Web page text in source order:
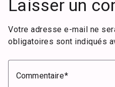
Laisser un
Votre adresse e-mail ne
obligatoires sont indiqués
Commentaire